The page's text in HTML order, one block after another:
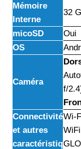
Mémoire
Interne
32
micoSD
Oui
OS
Caméra
f/
Connectivité
et autres
caractéristiq
Wi-